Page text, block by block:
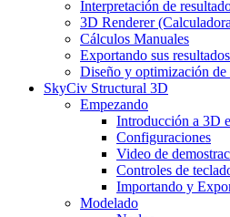
Interpretación de
3D Renderer
Cálculos Manuales
Exportando sus
Diseño y optimización de
SkyCiv Structural 3D
Empezando
Introducción a 3D
Configuraciones
Video de
Controles de
Importando y
Modelado